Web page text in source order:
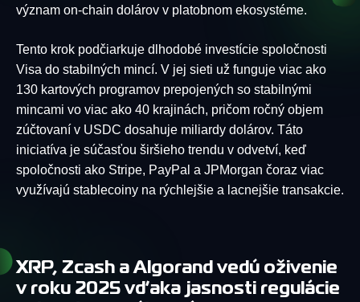
význam on-chain dolárov v platobnom ekosystéme.
Tento krok podčiarkuje dlhodobé investície spoločnosti
Visa do stabilných mincí. V jej sieti už funguje viac ako
130 kartových programov prepojených so stabilnými
mincami vo viac ako 40 krajinách, pričom ročný objem
zúčtovaní v USDC dosahuje miliardy dolárov. Táto
iniciatíva je súčasťou širšieho trendu v odvetví, keď
spoločnosti ako Stripe, PayPal a JPMorgan čoraz viac
využívajú stablecoiny na rýchlejšie a lacnejšie transakcie.
XRP, Zcash a Algorand vedú oživenie
v roku 2025 vďaka jasnosti regulácie